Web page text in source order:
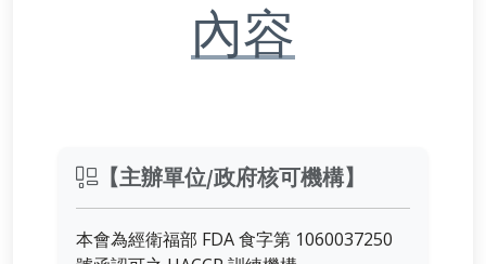
內容
【主辦單位/政府核可機構】
本會為經衛福部 FDA 食字第 1060037250